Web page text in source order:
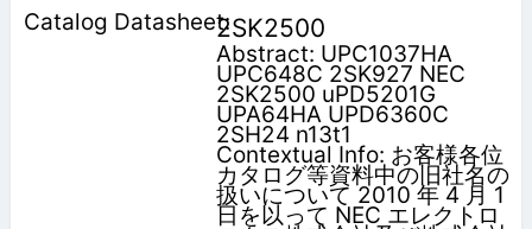
2SK2500
Abstract: UPC1037HA
UPC648C 2SK927 NEC
2SK2500 uPD5201G
UPA64HA UPD6360C
2SH24 n13t1
Contextual Info: お客様各位
カタログ等資料中の旧社名の
扱いについて 2010 年 4 月 1
日を以って NEC エレクトロ